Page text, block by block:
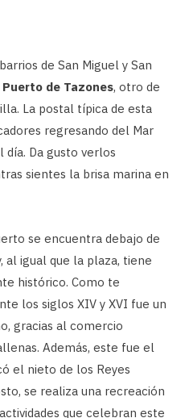
de San Miguel y San
Puerto de Tazones, otro de
La postal típica de esta
regresando del Mar
día. Da gusto verlos
sientes la brisa marina en
se encuentra debajo de
al igual que la plaza, tiene
histórico. Como te
los siglos XIV y XVI fue un
gracias al comercio
Además, este fue el
el nieto de los Reyes
se realiza una recreación
que celebran este